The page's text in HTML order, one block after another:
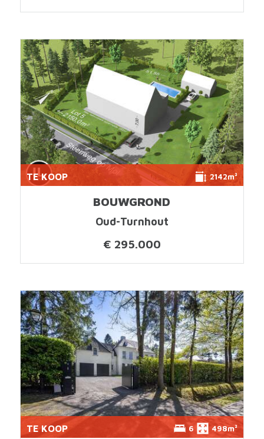
TE KOOP 2142m²
BOUWGROND
Oud-Turnhout
€ 295.000
TE KOOP 6 498m²